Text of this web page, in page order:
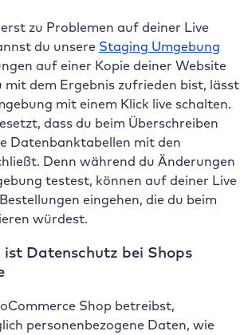
zu Problemen auf deiner Live
du unsere Staging Umgebung
auf einer Kopie deiner Website
mit dem Ergebnis zufrieden bist, lässt
mit einem Klick live schalten.
dass du beim Überschreiben
Datenbanktabellen mit den
Denn während du Änderungen
testest, können auf deiner Live
eingehen, die du beim
würdest.
ist Datenschutz bei Shops
Shop betreibst,
personenbezogene Daten, wie